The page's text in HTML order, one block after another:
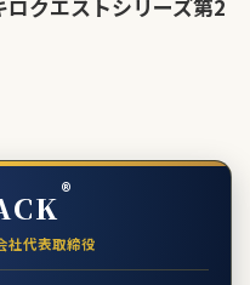
ロクエストシリーズ第2
®
社代表取締役